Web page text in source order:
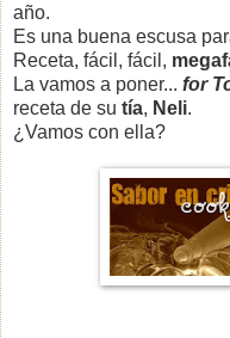
año.
Es una buena escusa
Receta, fácil, fácil,
La vamos a poner... for
receta de su tía, Neli.
¿Vamos con ella?